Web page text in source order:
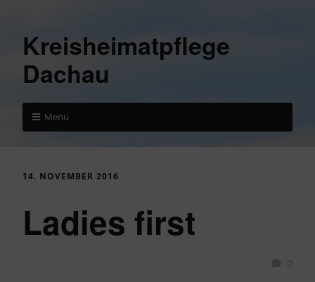
Kreisheimatpflege
Dachau
Menü
14. NOVEMBER 2016
Ladies first